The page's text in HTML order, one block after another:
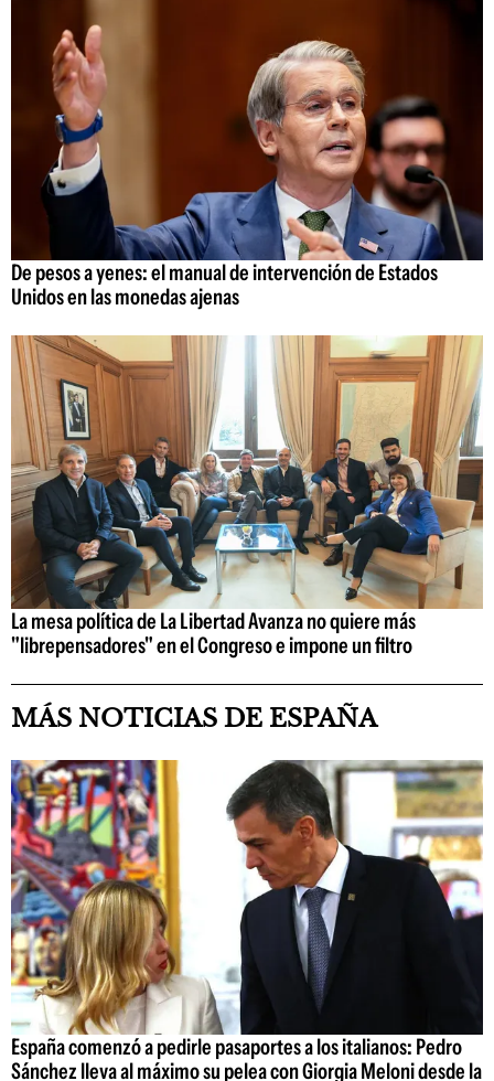
De pesos a yenes: el manual de intervención de Estados
Unidos en las monedas ajenas
La mesa política de La Libertad Avanza no quiere más
"librepensadores" en el Congreso e impone un filtro
MÁS NOTICIAS DE ESPAÑA
España comenzó a pedirle pasaportes a los italianos: Pedro
Sánchez lleva al máximo su pelea con Giorgia Meloni desde la